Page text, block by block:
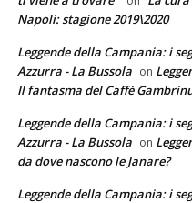
Napoli: stagione 2019\2020
Leggende della Campania: i
Azzurra - La Bussola on
Il fantasma del Caffè
Leggende della Campania: i
Azzurra - La Bussola on
da dove nascono le Janare?
Leggende della Campania: i